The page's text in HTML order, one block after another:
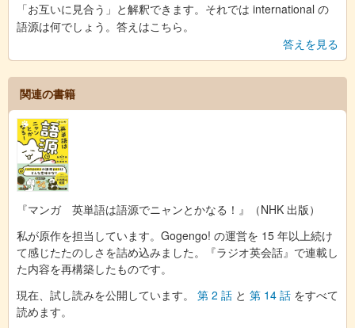
「お互いに見合う」と解釈できます。それでは international の
語源は何でしょう。答えはこちら。
答えを見る
関連の書籍
『マンガ 英単語は語源でニャンとかなる！』（NHK 出版）
私が原作を担当しています。Gogengo! の運営を 15 年以上続け
て感じたたのしさを詰め込みました。『ラジオ英会話』で連載し
た内容を再構築したものです。
現在、試し読みを公開しています。 第 2 話 と 第 14 話 をすべて
読めます。